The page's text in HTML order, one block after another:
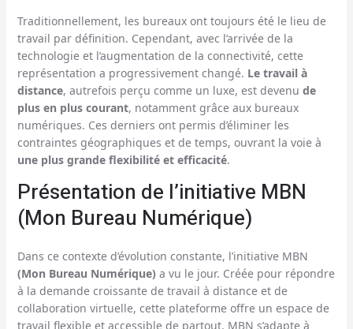
Traditionnellement, les bureaux ont toujours été le lieu de
travail par définition. Cependant, avec l’arrivée de la
technologie et l’augmentation de la connectivité, cette
représentation a progressivement changé. Le travail à
distance, autrefois perçu comme un luxe, est devenu de
plus en plus courant, notamment grâce aux bureaux
numériques. Ces derniers ont permis d’éliminer les
contraintes géographiques et de temps, ouvrant la voie à
une plus grande flexibilité et efficacité.
Présentation de l’initiative MBN
(Mon Bureau Numérique)
Dans ce contexte d’évolution constante, l’initiative MBN
(Mon Bureau Numérique) a vu le jour. Créée pour répondre
à la demande croissante de travail à distance et de
collaboration virtuelle, cette plateforme offre un espace de
travail flexible et accessible de partout. MBN s’adapte à